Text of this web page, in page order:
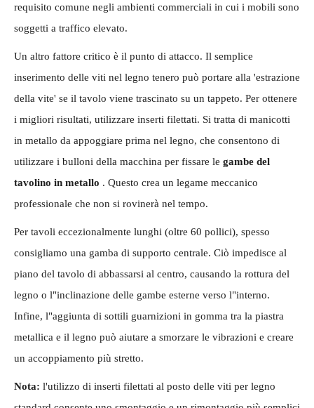
requisito comune negli ambienti commerciali in cui i mobili sono
soggetti a traffico elevato.
Un altro fattore critico è il punto di attacco. Il semplice
inserimento delle viti nel legno tenero può portare alla 'estrazione
della vite' se il tavolo viene trascinato su un tappeto. Per ottenere
i migliori risultati, utilizzare inserti filettati. Si tratta di manicotti
in metallo da appoggiare prima nel legno, che consentono di
utilizzare i bulloni della macchina per fissare le gambe del
tavolino in metallo . Questo crea un legame meccanico
professionale che non si rovinerà nel tempo.
Per tavoli eccezionalmente lunghi (oltre 60 pollici), spesso
consigliamo una gamba di supporto centrale. Ciò impedisce al
piano del tavolo di abbassarsi al centro, causando la rottura del
legno o l"inclinazione delle gambe esterne verso l"interno.
Infine, l"aggiunta di sottili guarnizioni in gomma tra la piastra
metallica e il legno può aiutare a smorzare le vibrazioni e creare
un accoppiamento più stretto.
Nota: l'utilizzo di inserti filettati al posto delle viti per legno